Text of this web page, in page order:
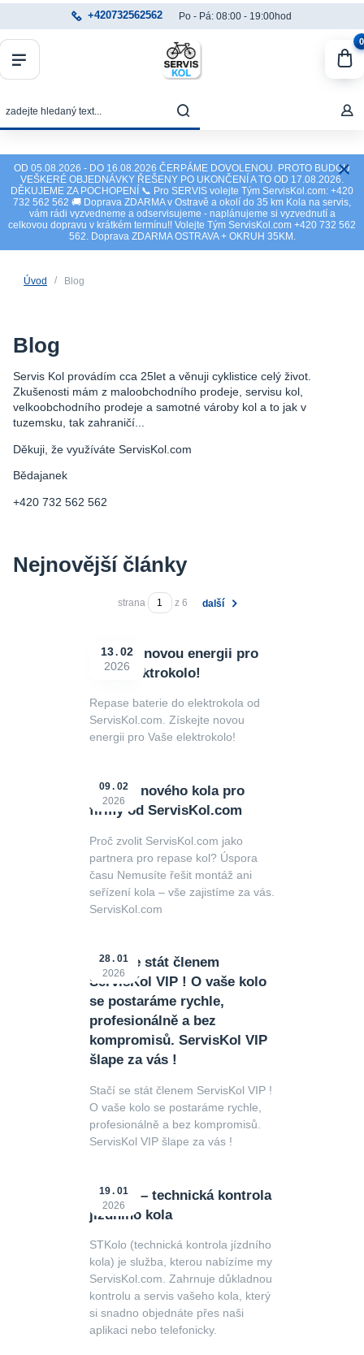
OD 05.08.2026 - DO 16.08.2026 ČERPÁME DOVOLENOU. PROTO BUDOU
VEŠKERÉ OBJEDNÁVKY ŘEŠENY PO UKONČENÍ A TO OD 17.08.2026.
DĚKUJEME ZA POCHOPENÍ 📞 Pro SERVIS volejte Tým ServisKol.com: +420
732 562 562 🚚 Doprava ZDARMA v Ostravě a okolí do 35 km Kola na servis,
vám rádi vyzvedneme a odservisujeme - naplánujeme si vyzvednutí a
celkovou dopravu v krátkém termínu!! Volejte Tým ServisKol.com +420 732 562
562. Doprava ZDARMA OSTRAVA + OKRUH 35KM.
+420732562562 Po - Pá: 08:00 - 19:00hod
0
Úvod Blog
Blog
Servis Kol provádím cca 25let a věnuji cyklistice celý život.
Zkušenosti mám z maloobchodního prodeje, servisu kol,
velkoobchodního prodeje a samotné vároby kol a to jak v
tuzemsku, tak zahraničí...
Děkuji, že využíváte ServisKol.com
Bědajanek
+420 732 562 562
Nejnovější články
strana z 6 další
Získejte novou energii pro
Vaše elektrokolo!
13 02
2026
Repase baterie do elektrokola od
ServisKol.com. Získejte novou
energii pro Vaše elektrokolo!
Repase nového kola pro
firmy od ServisKol.com
09
02
2026
Proč zvolit ServisKol.com jako
partnera pro repase kol? Úspora
času Nemusíte řešit montáž ani
seřízení kola – vše zajistíme za vás.
ServisKol.com
Stačí se stát členem
ServisKol VIP ! O vaše kolo
se postaráme rychle,
profesionálně a bez
kompromisů. ServisKol VIP
šlape za vás !
28
01
2026
Stačí se stát členem ServisKol VIP !
O vaše kolo se postaráme rychle,
profesionálně a bez kompromisů.
ServisKol VIP šlape za vás !
STKolo – technická kontrola
jízdního kola
19
01
2026
STKolo (technická kontrola jízdního
kola) je služba, kterou nabízíme my
ServisKol.com. Zahrnuje důkladnou
kontrolu a servis vašeho kola, který
si snadno objednáte přes naši
aplikaci nebo telefonicky.